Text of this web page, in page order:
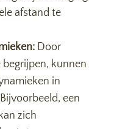
afstand te
Door
kunnen
in
een
zich